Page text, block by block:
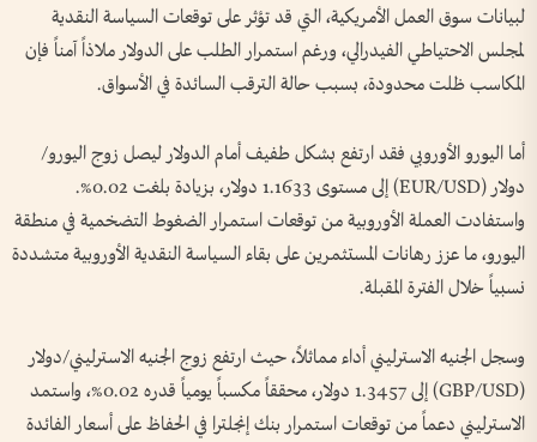
لبيانات سوق العمل الأمريكية، التي قد تؤثر على توقعات السياسة النقدية
لمجلس الاحتياطي الفيدرالي، ورغم استمرار الطلب على الدولار ملاذاً آمناً فإن
المكاسب ظلت محدودة، بسبب حالة الترقب السائدة في الأسواق.
أما اليورو الأوروبي فقد ارتفع بشكل طفيف أمام الدولار ليصل زوج اليورو/
دولار (EUR/USD) إلى مستوى 1.1633 دولار، بزيادة بلغت 0.02%.
واستفادت العملة الأوروبية من توقعات استمرار الضغوط التضخمية في منطقة
اليورو، ما عزز رهانات المستثمرين على بقاء السياسة النقدية الأوروبية متشددة
نسبياً خلال الفترة المقبلة.
وسجل الجنيه الاسترليني أداء مماثلاً، حيث ارتفع زوج الجنيه الاسترليني/دولار
(GBP/USD) إلى 1.3457 دولار، محققاً مكسباً يومياً قدره 0.02%، واستمد
الاسترليني دعماً من توقعات استمرار بنك إنجلترا في الحفاظ على أسعار الفائدة